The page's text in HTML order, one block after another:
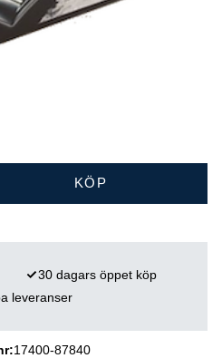
KÖP
17400-87840
30 dagars öppet köp
leveranser